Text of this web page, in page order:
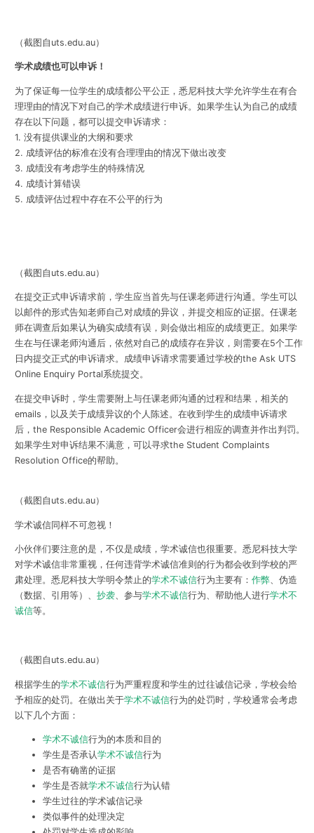
（截图自uts.edu.au）
学术成绩也可以申诉！
为了保证每一位学生的成绩都公平公正，悉尼科技大学允许学生在有合
理理由的情况下对自己的学术成绩进行申诉。如果学生认为自己的成绩
存在以下问题，都可以提交申诉请求：
1. 没有提供课业的大纲和要求
2. 成绩评估的标准在没有合理理由的情况下做出改变
3. 成绩没有考虑学生的特殊情况
4. 成绩计算错误
5. 成绩评估过程中存在不公平的行为
（截图自uts.edu.au）
在提交正式申诉请求前，学生应当首先与任课老师进行沟通。学生可以
以邮件的形式告知老师自己对成绩的异议，并提交相应的证据。任课老
师在调查后如果认为确实成绩有误，则会做出相应的成绩更正。如果学
生在与任课老师沟通后，依然对自己的成绩存在异议，则需要在5个工作
日内提交正式的申诉请求。成绩申诉请求需要通过学校的the Ask UTS
Online Enquiry Portal系统提交。
在提交申诉时，学生需要附上与任课老师沟通的过程和结果，相关的
emails，以及关于成绩异议的个人陈述。在收到学生的成绩申诉请求
后，the Responsible Academic Officer会进行相应的调查并作出判罚。
如果学生对申诉结果不满意，可以寻求the Student Complaints
Resolution Office的帮助。
（截图自uts.edu.au）
学术诚信同样不可忽视！
小伙伴们要注意的是，不仅是成绩，学术诚信也很重要。 悉尼科技大学
对学术诚信非常重视，任何违背学术诚信准则的行为都会收到学校的严
肃处理。悉尼科技大学明令禁止的学术不诚信行为主要有： 作弊、伪造
（数据、引用等）、 抄袭、参与学术不诚信行为、帮助他人进行学术不
诚信等。
（截图自uts.edu.au）
根据学生的学术不诚信行为严重程度和学生的过往诚信记录，学校会给
予相应的处罚。在做出关于学术不诚信行为的处罚时，学校通常会考虑
以下几个方面：
学术不诚信行为的本质和目的
学生是否承认学术不诚信行为
是否有确凿的证据
学生是否就学术不诚信行为认错
学生过往的学术诚信记录
类似事件的处理决定